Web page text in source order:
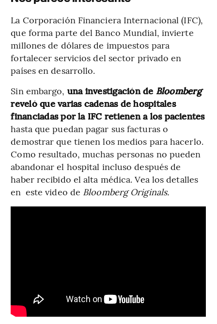
La Corporación Financiera Internacional (IFC),
que forma parte del Banco Mundial, invierte
millones de dólares de impuestos para
fortalecer servicios del sector privado en
países en desarrollo.
Sin embargo, una investigación de Bloomberg
reveló que varias cadenas de hospitales
financiadas por la IFC retienen a los pacientes
hasta que puedan pagar sus facturas o
demostrar que tienen los medios para hacerlo.
Como resultado, muchas personas no pueden
abandonar el hospital incluso después de
haber recibido el alta médica. Vea los detalles
en este video de Bloomberg Originals.